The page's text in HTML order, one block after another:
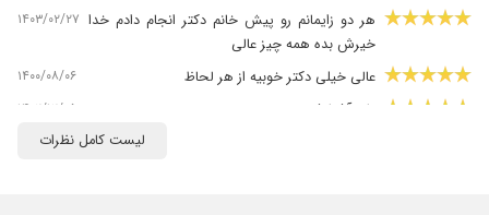
هر دو زایمانم رو پیش خانم دکتر انجام دادم خدا
خیرش بده همه چیز عالی
۱۴۰۳/۰۲/۲۷
عالی خیلی دکتر خوبیه از هر لحاظ ۱۴۰۰/۰۸/۰۶
تازه آشنا شدم ۱۴۰۲/۱۲/۰۵
خیلی ازش راضی هستم دو بار زایمان کردم پیشش
۱۴۰۳/۰۸/۰۲
لیست کامل نظرات